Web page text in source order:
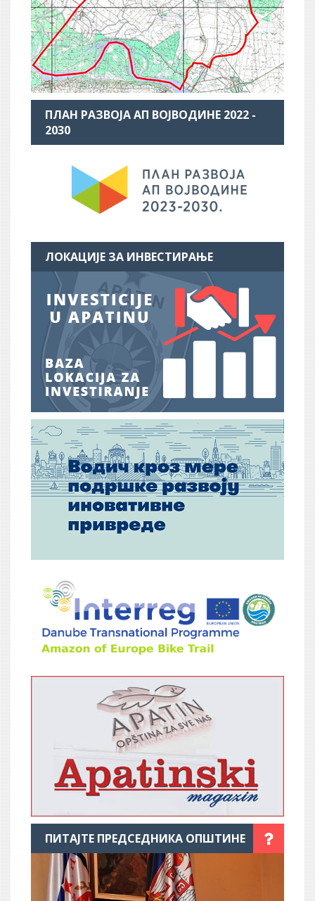
ПЛАН РАЗВОЈА АП ВОЈВОДИНЕ 2022 -
2030
ЛОКАЦИЈЕ ЗА ИНВЕСТИРАЊЕ
ПИТАЈТЕ ПРЕДСЕДНИКА ОПШТИНЕ